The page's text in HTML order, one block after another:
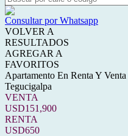
Consultar por Whatsapp
VOLVER A
RESULTADOS
AGREGAR A
FAVORITOS
Apartamento En Renta Y
Tegucigalpa
VENTA
USD151,900
RENTA
USD650